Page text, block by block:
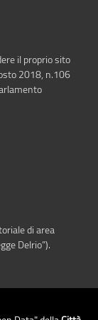
il proprio sito
2018, n.106
di area
Delrio”).